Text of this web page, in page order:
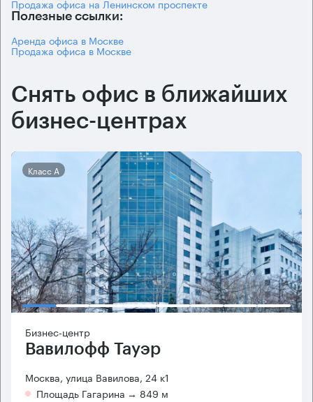
Продажа офиса на Ленинском проспекте
Полезные ссылки:
Аренда офиса в Москве
Продажа офиса в Москве
Снять офис в ближайших
бизнес-центрах
Класс А
Бизнес-центр
Вавилофф Тауэр
Москва, улица Вавилова, 24 к1
Площадь Гагарина → 849 м